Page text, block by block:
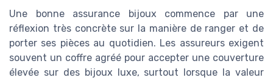
Une bonne assurance bijoux commence par une
réflexion très concrète sur la manière de ranger et de
porter ses pièces au quotidien. Les assureurs exigent
souvent un coffre agréé pour accepter une couverture
élevée sur des bijoux luxe, surtout lorsque la valeur